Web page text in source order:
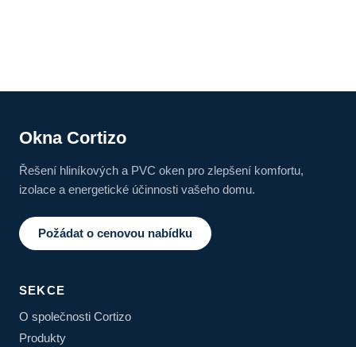
Okna Cortizo
Řešení hliníkových a PVC oken pro zlepšení komfortu,
izolace a energetické účinnosti vašeho domu.
Požádat o cenovou nabídku
SEKCE
O společnosti Cortizo
Produkty